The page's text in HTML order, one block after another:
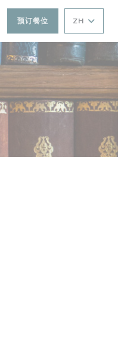
预订餐位 ZH